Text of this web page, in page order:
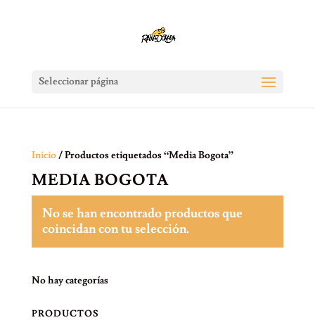
Seleccionar página
Inicio/ Productos etiquetados “Media Bogota”
MEDIA BOGOTA
No se han encontrado productos que
coincidan con tu selección.
No hay categorías
PRODUCTOS